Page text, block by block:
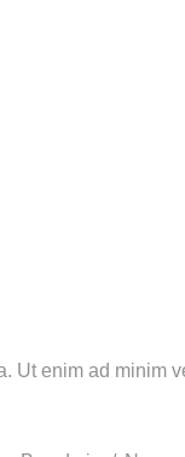
Ut enim ad minim